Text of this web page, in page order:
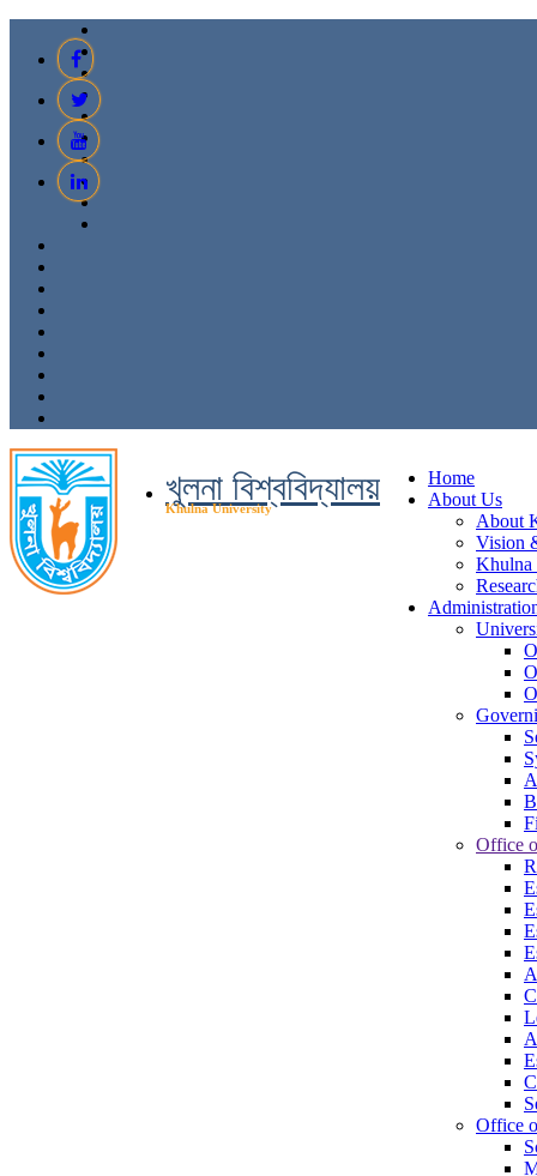
খুলনা বিশ্ববিদ্যালয়
Khulna University
Home
About Us
About
Vision
Khulna
Office
Office